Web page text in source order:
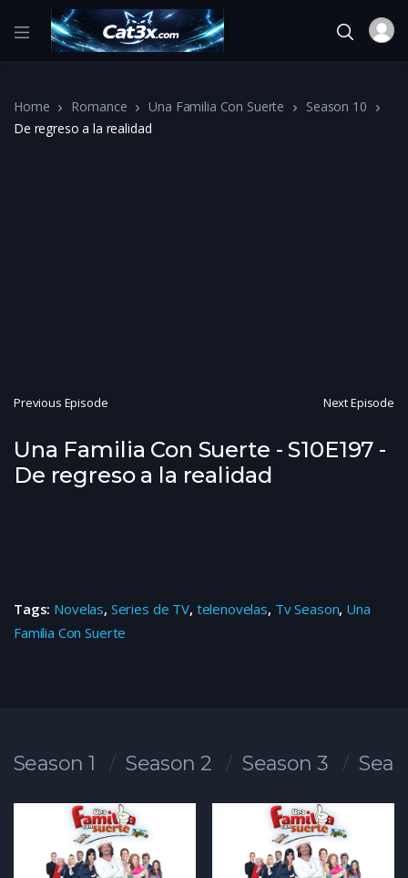
Home Romance Una Familia Con Suerte
Season 10
De regreso a la realidad
Previous Episode Next Episode
Una Familia Con Suerte - S10E197 -
De regreso a la realidad
Tags: Novelas, Series de TV, telenovelas, Tv Season, Una
Familia Con Suerte
Season 1 Season 2 Season 3